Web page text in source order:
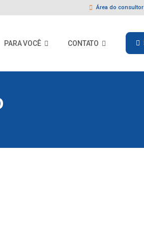
Área do consultor
PARA VOCÊ CONTATO